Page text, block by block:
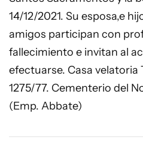
14/12/2021. Su esposa,e
amigos participan con
fallecimiento e invitan al
efectuarse. Casa velatoria
1275/77. Cementerio del
(Emp. Abbate)